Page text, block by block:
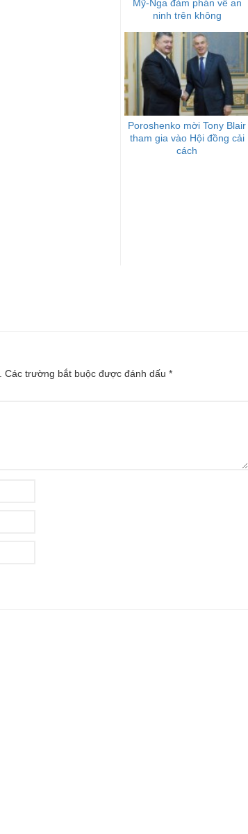
Mỹ-Nga đàm phán về an
ninh trên không
Poroshenko mời Tony Blair
tham gia vào Hội đồng cải
cách
Các trường bắt buộc được đánh dấu *